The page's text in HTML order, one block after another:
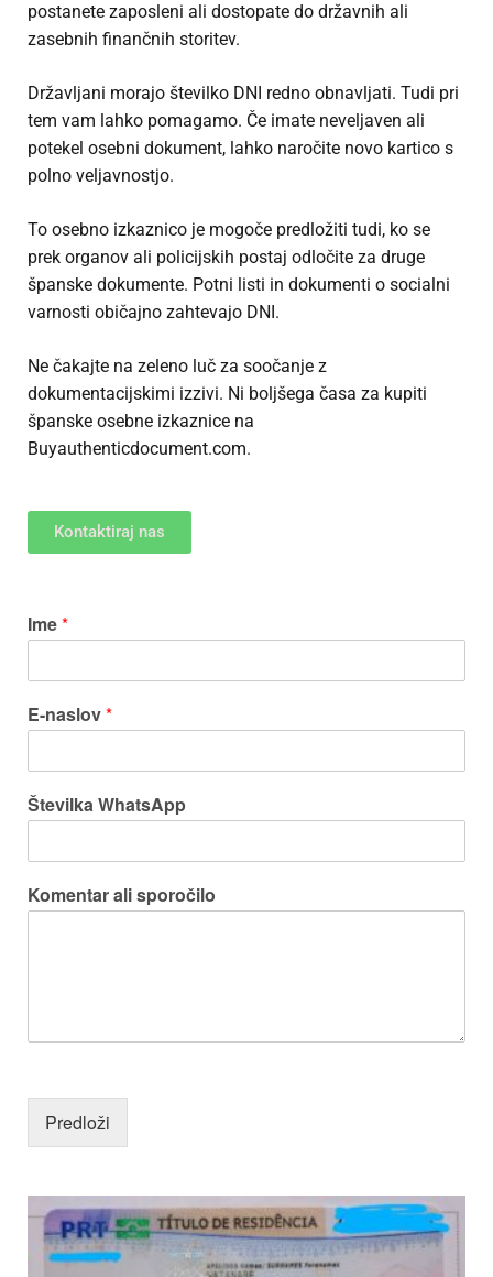
postanete zaposleni ali dostopate do državnih ali
zasebnih finančnih storitev.
Državljani morajo številko DNI redno obnavljati. Tudi pri
tem vam lahko pomagamo. Če imate neveljaven ali
potekel osebni dokument, lahko naročite novo kartico s
polno veljavnostjo.
To osebno izkaznico je mogoče predložiti tudi, ko se
prek organov ali policijskih postaj odločite za druge
španske dokumente. Potni listi in dokumenti o socialni
varnosti običajno zahtevajo DNI.
Ne čakajte na zeleno luč za soočanje z
dokumentacijskimi izzivi. Ni boljšega časa za kupiti
španske osebne izkaznice na
Buyauthenticdocument.com.
Kontaktiraj nas
Ime*
E-naslov*
Številka WhatsApp
Komentar ali sporočilo
Predloži